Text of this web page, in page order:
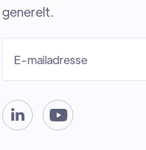
generelt.
 